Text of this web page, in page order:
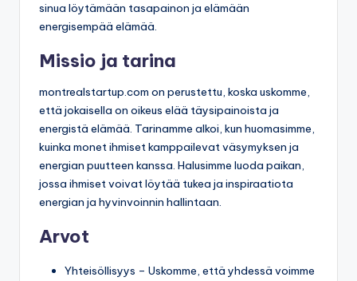
sinua löytämään tasapainon ja elämään
energisempää elämää.
Missio ja tarina
montrealstartup.com on perustettu, koska uskomme,
että jokaisella on oikeus elää täysipainoista ja
energistä elämää. Tarinamme alkoi, kun huomasimme,
kuinka monet ihmiset kamppailevat väsymyksen ja
energian puutteen kanssa. Halusimme luoda paikan,
jossa ihmiset voivat löytää tukea ja inspiraatiota
energian ja hyvinvoinnin hallintaan.
Arvot
Yhteisöllisyys – Uskomme, että yhdessä voimme